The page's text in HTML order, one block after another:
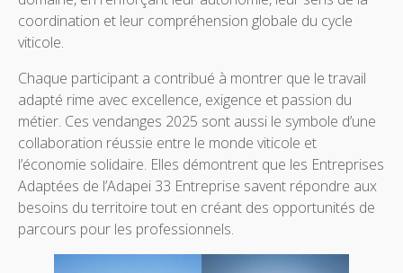
coordination et leur compréhension globale du cycle
viticole.
Chaque participant a contribué à montrer que le travail
adapté rime avec excellence, exigence et passion du
métier. Ces vendanges 2025 sont aussi le symbole d’une
collaboration réussie entre le monde viticole et
l’économie solidaire. Elles démontrent que les Entreprises
Adaptées de l’Adapei 33 Entreprise savent répondre aux
besoins du territoire tout en créant des opportunités de
parcours pour les professionnels.